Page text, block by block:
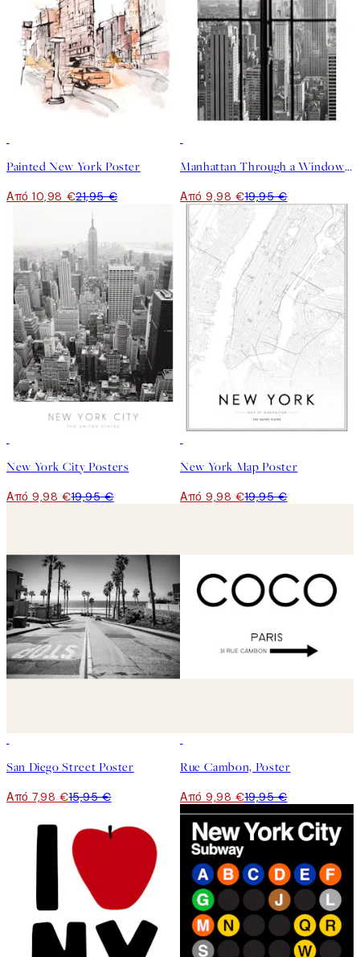
Painted New York Poster
Από 10,98 €21,95 €
Manhattan Through a Window Poster
Από 9,98 €19,95 €
New York City Posters
Από 9,98 €19,95 €
New York Map Poster
Από 9,98 €19,95 €
San Diego Street Poster
Από 7,98 €15,95 €
Rue Cambon, Poster
Από 9,98 €19,95 €